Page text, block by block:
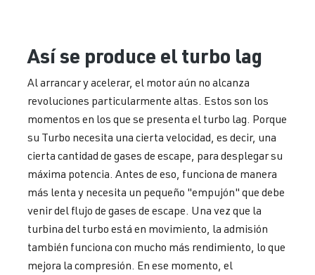
Así se produce el turbo lag
Al arrancar y acelerar, el motor aún no alcanza
revoluciones particularmente altas. Estos son los
momentos en los que se presenta el turbo lag. Porque
su Turbo necesita una cierta velocidad, es decir, una
cierta cantidad de gases de escape, para desplegar su
máxima potencia. Antes de eso, funciona de manera
más lenta y necesita un pequeño "empujón" que debe
venir del flujo de gases de escape. Una vez que la
turbina del turbo está en movimiento, la admisión
también funciona con mucho más rendimiento, lo que
mejora la compresión. En ese momento, el